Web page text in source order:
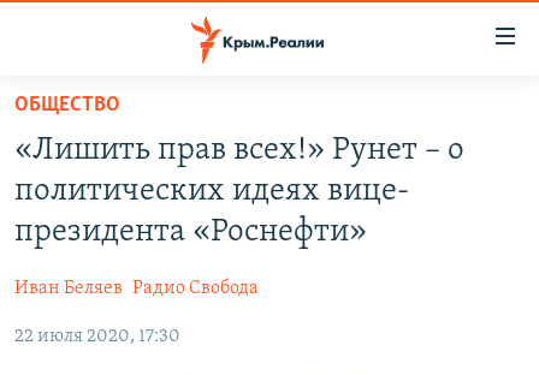
Вернуться
основному
содержанию
главной
Вернутся
11 ЛЕТ ОККУПАЦИИ КРЫМА. 11 ИСТОРИЙ СОПРОТИВЛЕНИЯ
ЕЩЕ
ИНТЕРАКТИВ
РАДІО СВОБОДА
ОБЩЕСТВО
«Лишить прав всех!» Рунет – о
политических идеях вице-
президента «Роснефти»
Иван Беляев Радио Свобода
22 июля 2020, 17:30